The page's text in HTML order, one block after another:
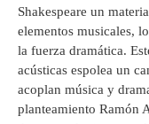
Shakespeare un
elementos musicales,
la fuerza dramática.
acústicas espolea un
acoplan música y
planteamiento Ramón